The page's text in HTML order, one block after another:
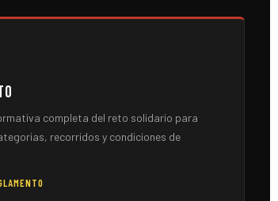
completa del reto solidario para
recorridos y condiciones de